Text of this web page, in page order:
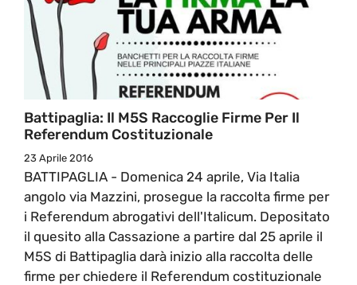
Battipaglia: Il M5S Raccoglie Firme Per Il
Referendum Costituzionale
23 Aprile 2016
BATTIPAGLIA - Domenica 24 aprile, Via Italia
angolo via Mazzini, prosegue la raccolta firme per
i Referendum abrogativi dell'Italicum. Depositato
il quesito alla Cassazione a partire dal 25 aprile il
M5S di Battipaglia darà inizio alla raccolta delle
firme per chiedere il Referendum costituzionale